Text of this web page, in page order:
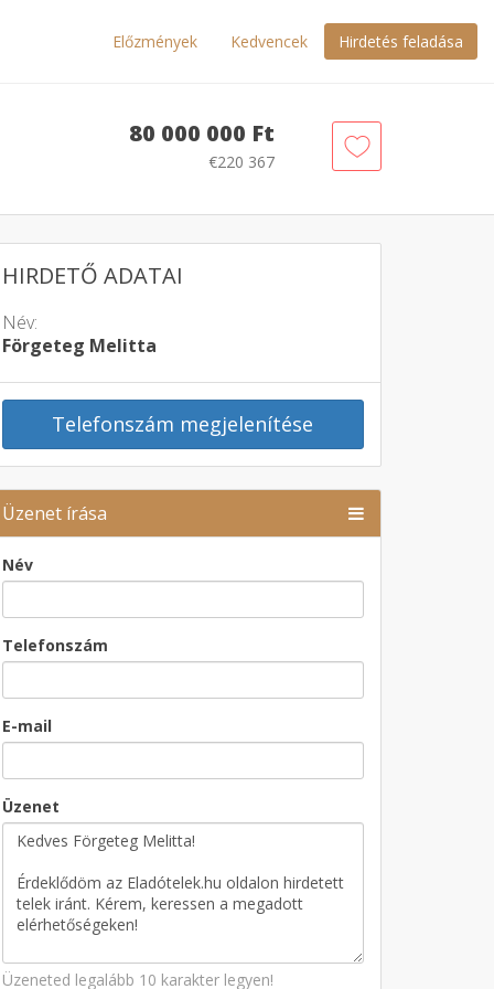
Előzmények Kedvencek Hirdetés feladása
80 000 000 Ft
€220 367
HIRDETŐ ADATAI
Név:
Förgeteg Melitta
Telefonszám megjelenítése
Üzenet írása
Név
Telefonszám
E-mail
Üzenet
Üzeneted legalább 10 karakter legyen!